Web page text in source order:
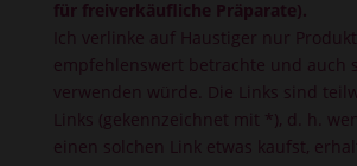
für freiverkäufliche Präparate).
Ich verlinke auf Haustiger nur
empfehlenswert betrachte und auch
verwenden würde. Die Links sind
Links (gekennzeichnet mit *), d. h.
einen solchen Link etwas kaufst,